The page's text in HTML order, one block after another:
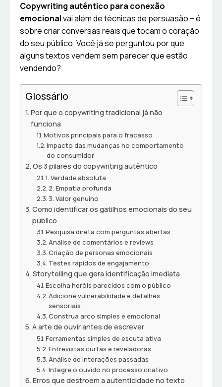
Copywriting autêntico para conexão
emocionalvai além de técnicas de persuasão – é
sobre criar conversas reais que tocam o coração
do seu público. Você já se perguntou por que
alguns textos vendem sem parecer que estão
vendendo?
Glossário
Por que o copywriting tradicional já não
funciona
Motivos principais para o fracasso
Impacto das mudanças no comportamento
do consumidor
Os 3 pilares do copywriting autêntico
1. Verdade absoluta
2. Empatia profunda
3. Valor genuíno
Como identificar os gatilhos emocionais do seu
público
Pesquisa direta com perguntas abertas
Análise de comentários e reviews
Criação de personas emocionais
Testes rápidos de engajamento
Storytelling que gera identificação imediata
Escolha heróis parecidos com o público
Adicione vulnerabilidade e detalhes
sensoriais
Construa arco simples e emocional
A arte de ouvir antes de escrever
Ferramentas simples de escuta ativa
Entrevistas curtas e reveladoras
Análise de interações passadas
Integre o ouvido no processo criativo
Erros que destroem a autenticidade no texto